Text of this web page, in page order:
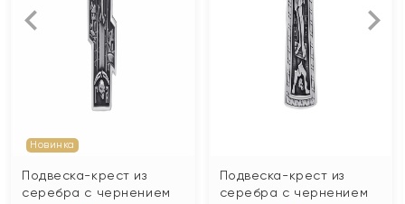
Новинка
Подвеска-крест из
серебра с чернением
Подвеска-крест из
серебра с чернением